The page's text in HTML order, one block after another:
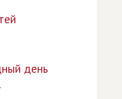
день